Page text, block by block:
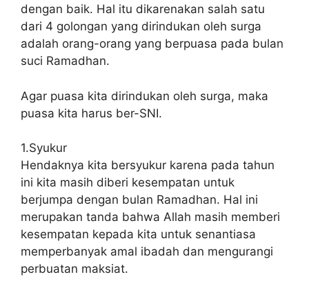
dengan baik. Hal itu dikarenakan salah satu
dari 4 golongan yang dirindukan oleh surga
adalah orang-orang yang berpuasa pada bulan
suci Ramadhan.
Agar puasa kita dirindukan oleh surga, maka
puasa kita harus ber-SNI.
1.Syukur
Hendaknya kita bersyukur karena pada tahun
ini kita masih diberi kesempatan untuk
berjumpa dengan bulan Ramadhan. Hal ini
merupakan tanda bahwa Allah masih memberi
kesempatan kepada kita untuk senantiasa
memperbanyak amal ibadah dan mengurangi
perbuatan maksiat.